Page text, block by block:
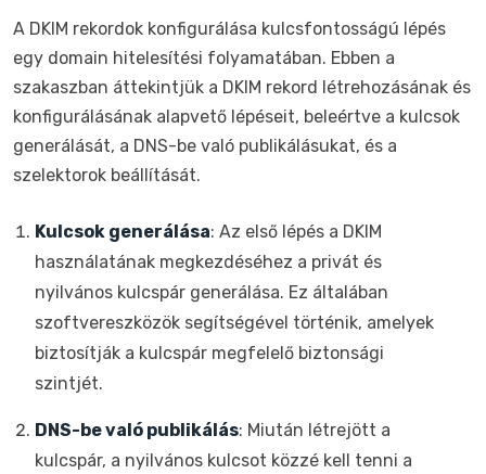
A DKIM rekordok konfigurálása kulcsfontosságú lépés
egy domain hitelesítési folyamatában. Ebben a
szakaszban áttekintjük a DKIM rekord létrehozásának és
konfigurálásának alapvető lépéseit, beleértve a kulcsok
generálását, a DNS-be való publikálásukat, és a
szelektorok beállítását.
Kulcsok generálása: Az első lépés a DKIM
használatának megkezdéséhez a privát és
nyilvános kulcspár generálása. Ez általában
szoftvereszközök segítségével történik, amelyek
biztosítják a kulcspár megfelelő biztonsági
szintjét.
DNS-be való publikálás: Miután létrejött a
kulcspár, a nyilvános kulcsot közzé kell tenni a